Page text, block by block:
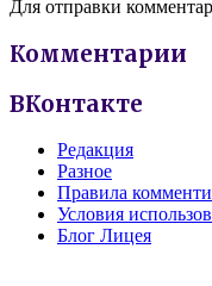
Для отправки
Комментарии
ВКонтакте
Редакция
Разное
Правила
Условия
Блог Лицея